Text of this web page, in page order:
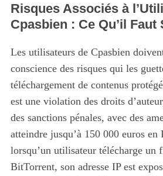
Risques Associés à
Cpasbien : Ce Qu’il Faut
Les utilisateurs de Cpasbien
conscience des risques qui les
téléchargement de contenus
est une violation des droits
des sanctions pénales, avec des
atteindre jusqu’à 150 000 euros en
lorsqu’un utilisateur télécharge un
BitTorrent, son adresse IP est